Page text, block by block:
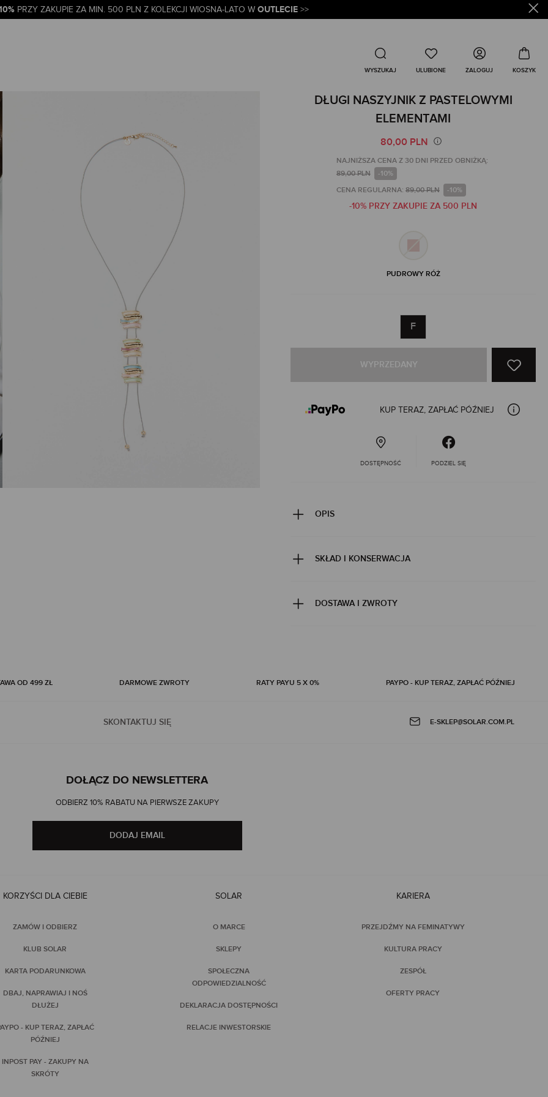
PRZY ZAKUPIE ZA MIN. 500 PLN Z KOLEKCJI WIOSNA-LATO W OUTLECIE >>
ZALOGUJ
DŁUGI NASZYJNIK Z PASTELOWYMI
ELEMENTAMI
80,00 PLN
NAJNIŻSZA CENA Z 30 DNI PRZED OBNIŻKĄ:
89,00 PLN
-10%
CENA REGULARNA: 89,00 PLN -10%
-10% PRZY ZAKUPIE ZA 500 PLN
PUDROWY RÓŻ
F
WYPRZEDANY
KUP TERAZ, ZAPŁAĆ PÓŹNIEJ
DOSTĘPNOŚĆ PODZIEL SIĘ
OPIS
SKŁAD I KONSERWACJA
DOSTAWA I ZWROTY
OD 499 ZŁ DARMOWE ZWROTY RATY PAYU 5 X 0% PAYPO - KUP TERAZ, ZAPŁAĆ PÓŹNIEJ
SKONTAKTUJ SIĘ E-SKLEP@SOLAR.COM.PL
DOŁĄCZ DO NEWSLETTERA
ODBIERZ 10% RABATU NA PIERWSZE ZAKUPY
DODAJ EMAIL
KORZYŚCI DLA CIEBIE
ZAMÓW I ODBIERZ
KLUB SOLAR
KARTA PODARUNKOWA
DBAJ, NAPRAWIAJ I NOŚ
DŁUŻEJ
- KUP TERAZ, ZAPŁAĆ
PÓŹNIEJ
INPOST PAY - ZAKUPY NA
SKRÓTY
SOLAR
O MARCE
SKLEPY
SPOŁECZNA
ODPOWIEDZIALNOŚĆ
DEKLARACJA DOSTĘPNOŚCI
RELACJE INWESTORSKIE
KARIERA
PRZEJDŹMY NA FEMINATYWY
KULTURA PRACY
ZESPÓŁ
OFERTY PRACY